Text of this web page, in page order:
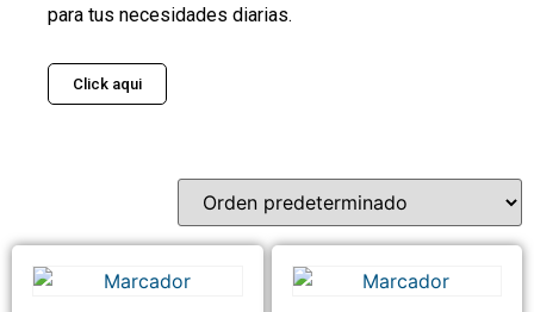
para tus necesidades diarias.
Click aqui